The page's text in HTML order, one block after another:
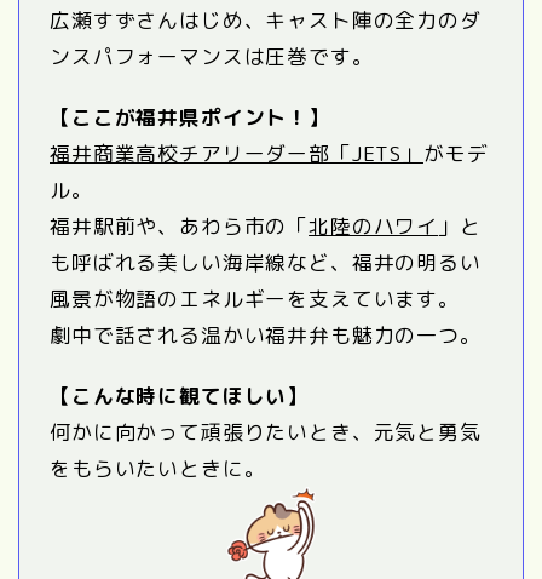
広瀬すずさんはじめ、キャスト陣の全力のダ
ンスパフォーマンスは圧巻です。
【ここが福井県ポイント！】
福井商業高校チアリーダー部「JETS」 がモデ
ル。
福井駅前や、あわら市の「北陸のハワイ 」と
も呼ばれる美しい海岸線など、福井の明るい
風景が物語のエネルギーを支えています。
劇中で話される温かい福井弁も魅力の一つ。
【こんな時に観てほしい】
何かに向かって頑張りたいとき、元気と勇気
をもらいたいときに。